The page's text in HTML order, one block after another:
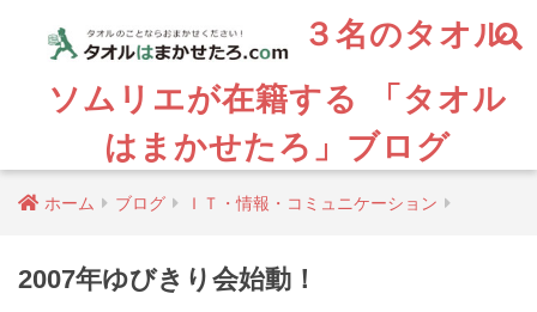
３名のタオル
ソムリエが在籍する 「タオル
はまかせたろ」ブログ
ホーム ブログ ＩＴ・情報・コミュニケーション
2007年ゆびきり会始動！